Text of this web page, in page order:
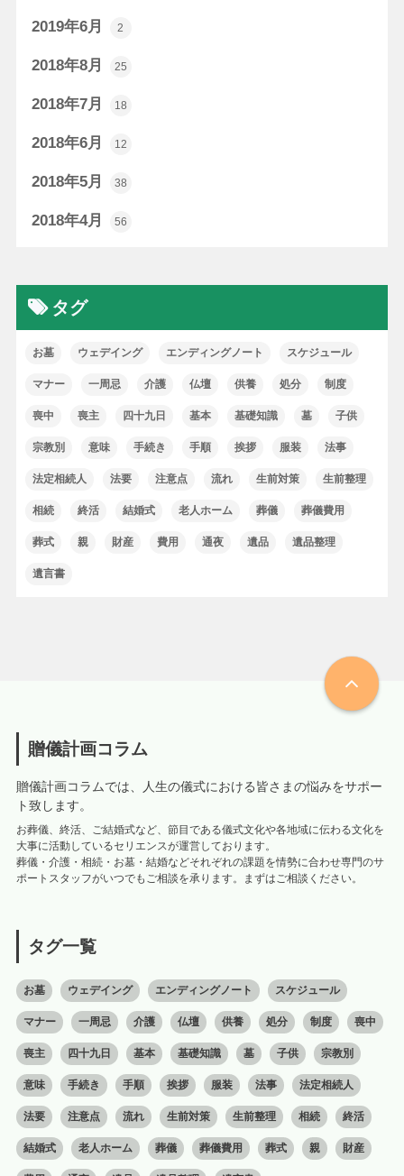
2019年6月 2
2018年8月 25
2018年7月 18
2018年6月 12
2018年5月 38
2018年4月 56
タグ
お墓 ウェデイング エンディングノート スケジュール
マナー 一周忌 介護 仏壇 供養 処分 制度
喪中 喪主 四十九日 基本 基礎知識 墓 子供
宗教別 意味 手続き 手順 挨拶 服装 法事
法定相続人 法要 注意点 流れ 生前対策 生前整理
相続 終活 結婚式 老人ホーム 葬儀 葬儀費用
葬式 親 財産 費用 通夜 遺品 遺品整理
遺言書
贈儀計画コラム
贈儀計画コラムでは、人生の儀式における皆さまの悩みをサポー
ト致します。
お葬儀、終活、ご結婚式など、節目である儀式文化や各地域に伝わる文化を
大事に活動しているセリエンスが運営しております。
葬儀・介護・相続・お墓・結婚などそれぞれの課題を情勢に合わせ専門のサ
ポートスタッフがいつでもご相談を承ります。まずはご相談ください。
タグ一覧
お墓 ウェデイング エンディングノート スケジュール
マナー 一周忌 介護 仏壇 供養 処分 制度 喪中
喪主 四十九日 基本 基礎知識 墓 子供 宗教別
意味 手続き 手順 挨拶 服装 法事 法定相続人
法要 注意点 流れ 生前対策 生前整理 相続 終活
結婚式 老人ホーム 葬儀 葬儀費用 葬式 親 財産